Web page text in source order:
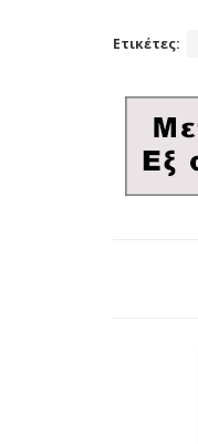
Ετικέτες: